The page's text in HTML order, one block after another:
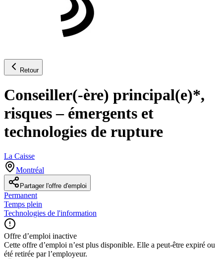
Retour
Conseiller(-ère) principal(e)*,
risques – émergents et
technologies de rupture
La Caisse
Montréal
Partager l'offre d'emploi
Permanent
Temps plein
Technologies de l'information
Offre d’emploi inactive
Cette offre d’emploi n’est plus disponible. Elle a peut-être expiré ou
été retirée par l’employeur.